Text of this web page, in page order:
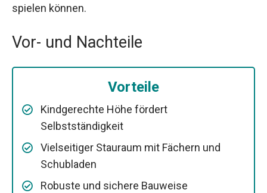
spielen können.
Vor- und Nachteile
Vorteile
Kindgerechte Höhe fördert
Selbstständigkeit
Vielseitiger Stauraum mit Fächern und
Schubladen
Robuste und sichere Bauweise